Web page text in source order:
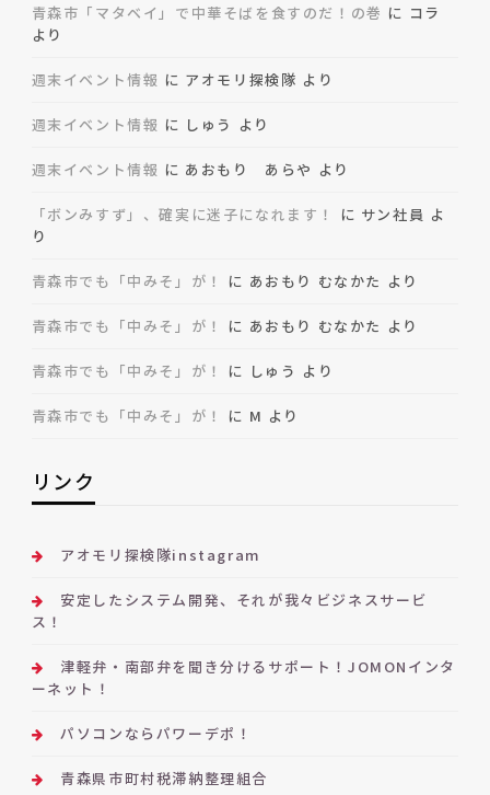
青森市「マタベイ」で中華そばを食すのだ！の巻 に コラ
より
週末イベント情報 に アオモリ探検隊 より
週末イベント情報 に しゅう より
週末イベント情報 に あおもり あらや より
「ボンみすず」、確実に迷子になれます！ に サン社員 よ
り
青森市でも「中みそ」が！ に あおもり むなかた より
青森市でも「中みそ」が！ に あおもり むなかた より
青森市でも「中みそ」が！ に しゅう より
青森市でも「中みそ」が！ に M より
リンク
アオモリ探検隊instagram
安定したシステム開発、それが我々ビジネスサービ
ス！
津軽弁・南部弁を聞き分けるサポート！JOMONインタ
ーネット！
パソコンならパワーデポ！
青森県市町村税滞納整理組合